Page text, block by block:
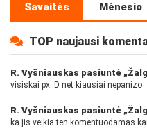
Savaitės Mėnesio
TOP naujausi
visiskai px :D net kiausiai nepanizo
ka jis veikia ten komentuodamas